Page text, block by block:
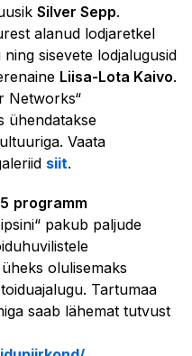
Silver Sepp.
alanud lodjaretkel
sisevete lodjalugusid
Liisa-Lota Kaivo.
Networks“
ühendatakse
Vaata
siit.
programm
pakub paljude
olulisemaks
Tartumaa
saab lähemat tutvust